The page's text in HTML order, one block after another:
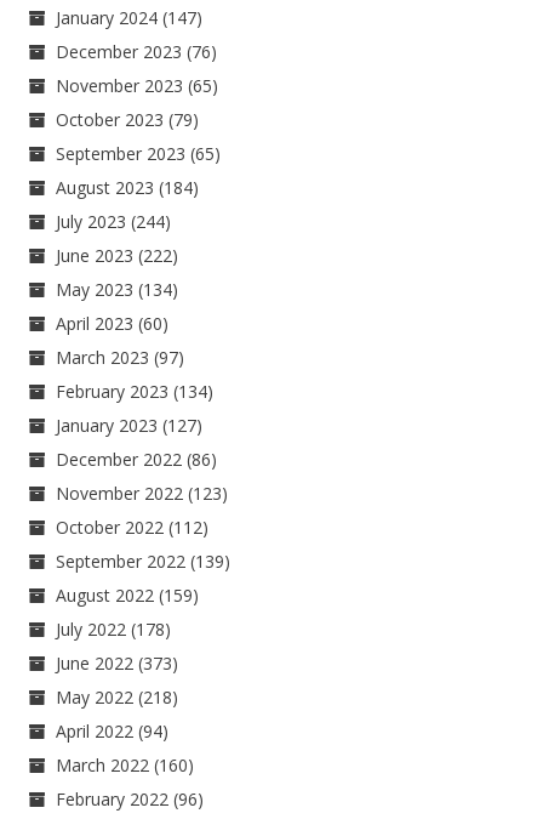
January 2024 (147)
December 2023 (76)
November 2023 (65)
October 2023 (79)
September 2023 (65)
August 2023 (184)
July 2023 (244)
June 2023 (222)
May 2023 (134)
April 2023 (60)
March 2023 (97)
February 2023 (134)
January 2023 (127)
December 2022 (86)
November 2022 (123)
October 2022 (112)
September 2022 (139)
August 2022 (159)
July 2022 (178)
June 2022 (373)
May 2022 (218)
April 2022 (94)
March 2022 (160)
February 2022 (96)